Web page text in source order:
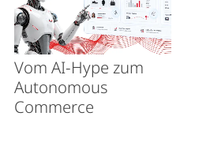
Vom AI-Hype zum
Autonomous
Commerce